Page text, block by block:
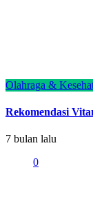
Olahraga &
Rekomendasi
7 bulan lalu
0